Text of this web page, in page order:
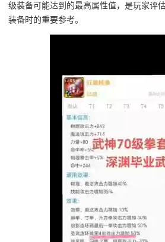
级装备可能达到的最高属性值，是玩家评
装备时的重要参考。